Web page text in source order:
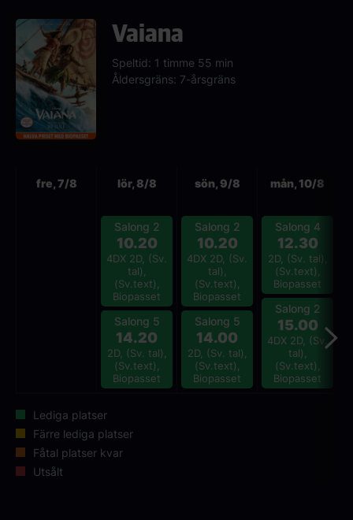
Vaiana
Speltid: 1 timme 55 min
Åldersgräns: 7-årsgräns
fre, 7/8 lör, 8/8
Salong 2
10.20
4DX 2D, (Sv.
tal),
(Sv.text),
Biopasset
Salong 5
14.20
2D, (Sv. tal),
(Sv.text),
Biopasset
sön, 9/8
Salong 2
10.20
4DX 2D, (Sv.
tal),
(Sv.text),
Biopasset
Salong 5
14.00
2D, (Sv. tal),
(Sv.text),
Biopasset
mån, 10/8
Salong 4
12.30
2D, (Sv. tal),
(Sv.text),
Biopasset
Salong 2
15.00
4DX 2D, (Sv.
tal),
(Sv.text),
Biopasset
Lediga platser
Färre lediga platser
Fåtal platser kvar
Utsålt